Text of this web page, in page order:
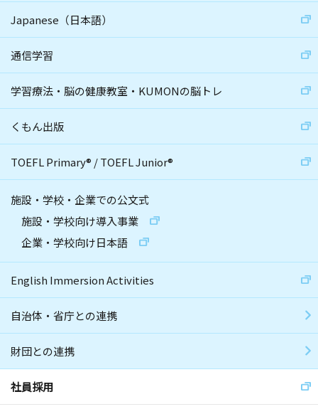
Japanese（日本語）
通信学習
学習療法・脳の健康教室・KUMONの脳トレ
くもん出版
TOEFL Primary® /TOEFL Junior®
施設・学校・企業での公文式
施設・学校向け導入事業
企業・学校向け日本語
English Immersion Activities
自治体・省庁との連携
財団との連携
社員採用